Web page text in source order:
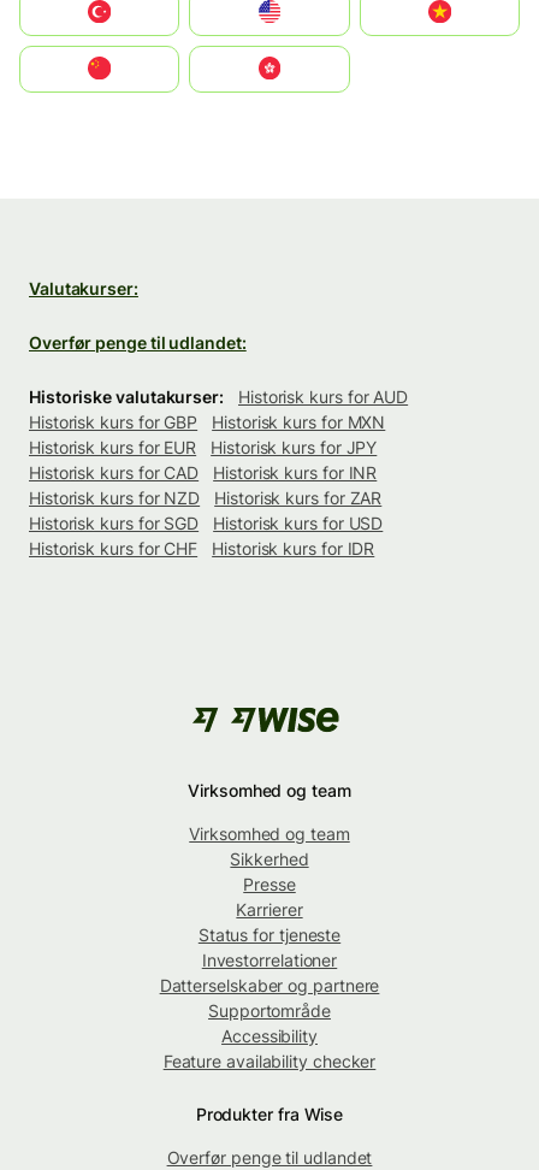
United States
中國香港特別行政區
Valutakurser:
Overfør penge til udlandet:
Historiske valutakurser:
Historisk kurs for AUD
Historisk kurs for GBP
Historisk kurs for MXN
Historisk kurs for EUR
Historisk kurs for JPY
Historisk kurs for CAD
Historisk kurs for INR
Historisk kurs for NZD
Historisk kurs for ZAR
Historisk kurs for SGD
Historisk kurs for USD
Historisk kurs for CHF
Historisk kurs for IDR
Virksomhed og team
Virksomhed og team
Sikkerhed
Presse
Karrierer
Status for tjeneste
Investorrelationer
Datterselskaber og partnere
Supportområde
Accessibility
Feature availability checker
Produkter fra Wise
Overfør penge til udlandet